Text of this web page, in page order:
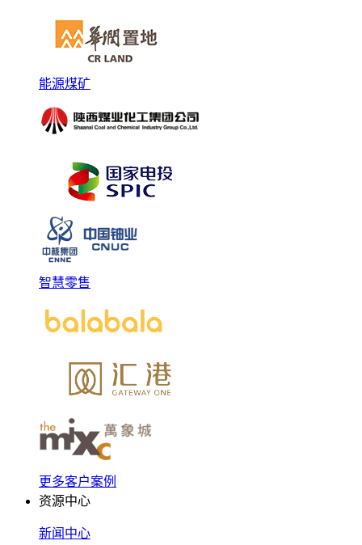
能源煤矿
智慧零售
更多客户案例
资源中心
新闻中心